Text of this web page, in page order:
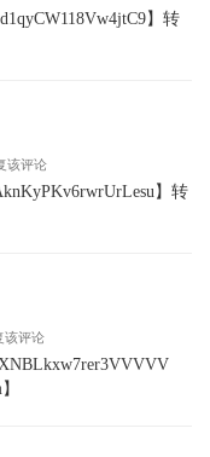
】转
该评论
】转
该评论